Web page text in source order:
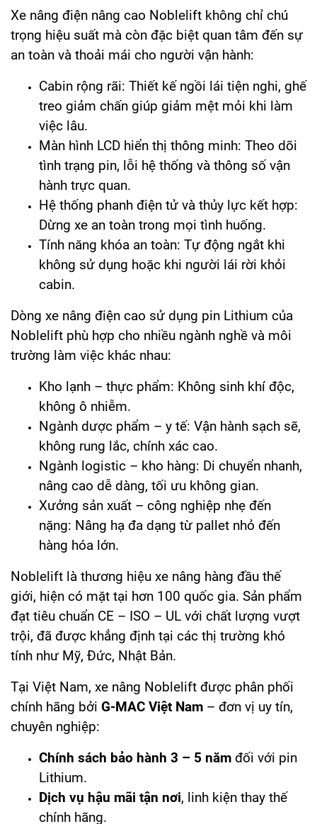
Xe nâng điện nâng cao Noblelift không chỉ chú
trọng hiệu suất mà còn đặc biệt quan tâm đến sự
an toàn và thoải mái cho người vận hành:
Cabin rộng rãi: Thiết kế ngồi lái tiện nghi, ghế
treo giảm chấn giúp giảm mệt mỏi khi làm
việc lâu.
Màn hình LCD hiển thị thông minh: Theo dõi
tình trạng pin, lỗi hệ thống và thông số vận
hành trực quan.
Hệ thống phanh điện tử và thủy lực kết hợp:
Dừng xe an toàn trong mọi tình huống.
Tính năng khóa an toàn: Tự động ngắt khi
không sử dụng hoặc khi người lái rời khỏi
cabin.
Dòng xe nâng điện cao sử dụng pin Lithium của
Noblelift phù hợp cho nhiều ngành nghề và môi
trường làm việc khác nhau:
Kho lạnh – thực phẩm: Không sinh khí độc,
không ô nhiễm.
Ngành dược phẩm – y tế: Vận hành sạch sẽ,
không rung lắc, chính xác cao.
Ngành logistic – kho hàng: Di chuyển nhanh,
nâng cao dễ dàng, tối ưu không gian.
Xưởng sản xuất – công nghiệp nhẹ đến
nặng: Nâng hạ đa dạng từ pallet nhỏ đến
hàng hóa lớn.
Noblelift là thương hiệu xe nâng hàng đầu thế
giới, hiện có mặt tại hơn 100 quốc gia. Sản phẩm
đạt tiêu chuẩn CE – ISO – UL với chất lượng vượt
trội, đã được khẳng định tại các thị trường khó
tính như Mỹ, Đức, Nhật Bản.
Tại Việt Nam, xe nâng Noblelift được phân phối
chính hãng bởi G-MAC Việt Nam – đơn vị uy tín,
chuyên nghiệp:
Chính sách bảo hành 3 – 5 năm đối với pin
Lithium.
Dịch vụ hậu mãi tận nơi, linh kiện thay thế
chính hãng.